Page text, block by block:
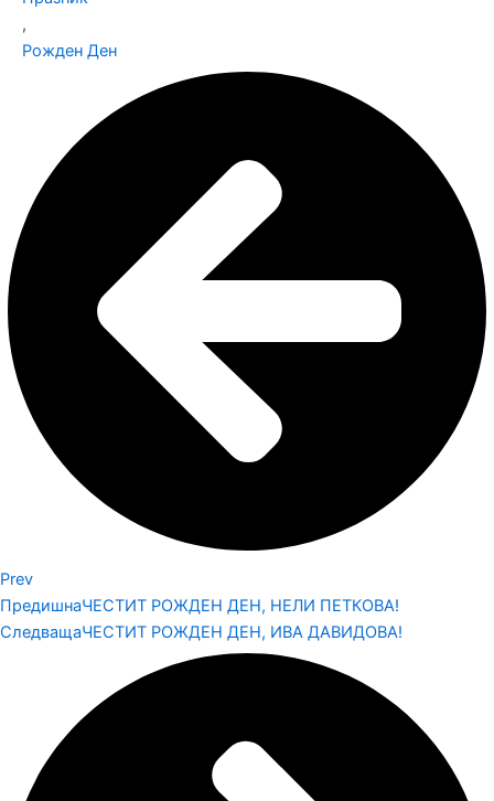
,
Рожден Ден
Prev
ПредишнаЧЕСТИТ РОЖДЕН ДЕН, НЕЛИ ПЕТКОВА!
СледващаЧЕСТИТ РОЖДЕН ДЕН, ИВА ДАВИДОВА!